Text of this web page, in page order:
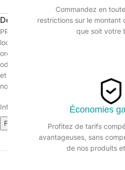
Commandez en
restrictions sur le montant
que soit votre
Économies
Profitez de tarifs
avantageuses, sans
de nos produits
Description
PRO VIDOR nettoyant bactéricide et
locaux utilisés pour la collecte, le
ordures et déchets. Nettoie,
odeurs liées à la prolifération
et durable de propreté. PRO VIDOR
norme EN 13697.
Informations sur le produit :
Fiche de données de sécurité (209k)